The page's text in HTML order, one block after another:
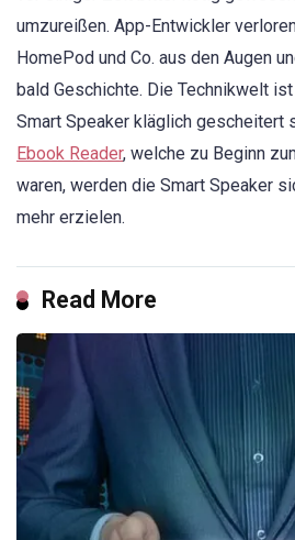
umzureißen. App-Entwickler
HomePod und Co. aus den Augen
bald Geschichte. Die Technikwelt
Smart Speaker kläglich gescheitert
Ebook Reader, welche zu Beginn
waren, werden die Smart Speaker
mehr erzielen.
Read More